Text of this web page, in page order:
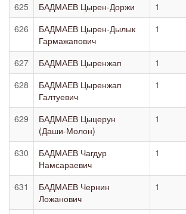
625
БАДМАЕВ Цырен-Доржи
1
626
БАДМАЕВ Цырен-Дылык
Гармажапович
1
627 БАДМАЕВ Цыренжап
1
628
БАДМАЕВ Цыренжап
Галтуевич
1
629
БАДМАЕВ Цыцерун
(Даши-Молон)
1
630
БАДМАЕВ Чагдур
Намсараевич
1
631
БАДМАЕВ Чернин
Ложанович
1